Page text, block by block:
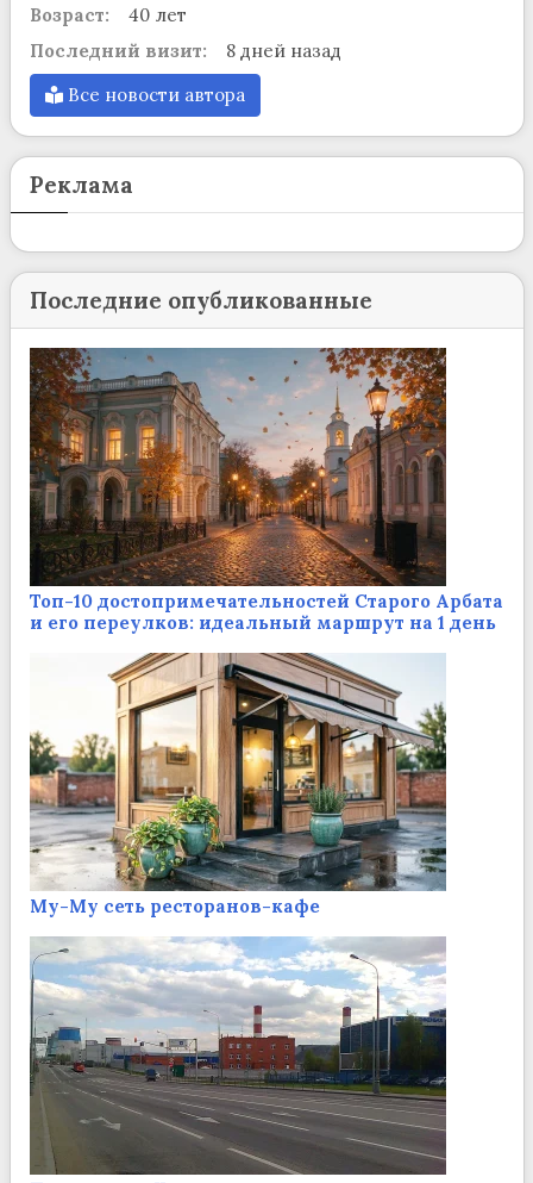
Возраст:
40 лет
Последний визит:
8 дней назад
Все новости автора
Реклама
Последние опубликованные
Топ-10 достопримечательностей Старого Арбата
и его переулков: идеальный маршрут на 1 день
Му-Му сеть ресторанов-кафе